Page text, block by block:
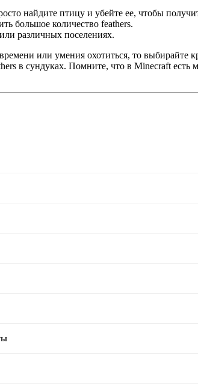
найдите птицу и убейте ее, чтобы
большое количество feathers.
различных поселениях.
или умения охотиться, то выбирайте
в сундуках. Помните, что в Minecraft есть